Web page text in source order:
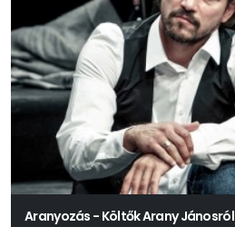
Aranyozás - Költők Arany Jánosról